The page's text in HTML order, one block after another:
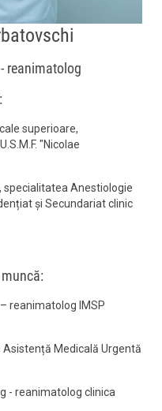
reanimatolog
superioare,
"Nicolae
Anestiologie
și Secundariat clinic
reanimatolog IMSP
Medicală Urgentă
- reanimatolog clinica